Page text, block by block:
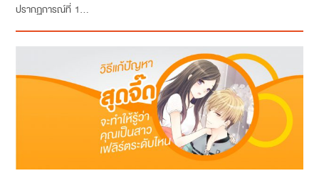
ปรากฏการณ์ที่ 1...